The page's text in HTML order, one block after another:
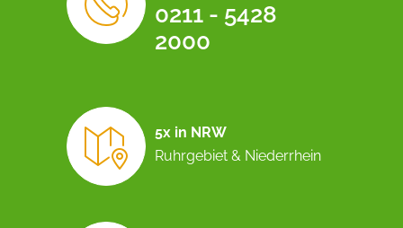
0211 - 5428
2000
5x in NRW
Ruhrgebiet & Niederrhein